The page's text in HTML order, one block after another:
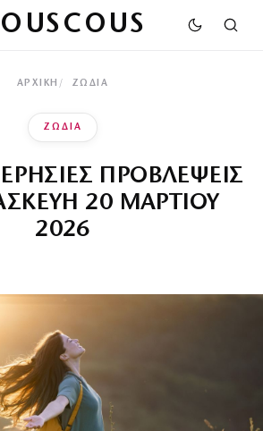
ΑΡΧΙΚΉ ΖΩΔΙΑ
ΖΩΔΙΑ
ΠΡΟΒΛΕΨΕΙΣ
20 ΜΑΡΤΙΟΥ
2026